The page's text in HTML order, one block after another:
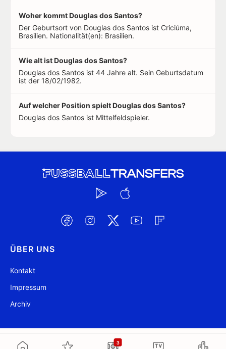
3
Woher kommt Douglas dos Santos?
Der Geburtsort von Douglas dos Santos ist Criciúma,
Brasilien. Nationalität(en): Brasilien.
Wie alt ist Douglas dos Santos?
Douglas dos Santos ist 44 Jahre alt. Sein Geburtsdatum
ist der 18/02/1982.
Auf welcher Position spielt Douglas dos Santos?
Douglas dos Santos ist Mittelfeldspieler.
ÜBER UNS
Kontakt
Impressum
Archiv
@ FussballTransfers.com 2009-2026